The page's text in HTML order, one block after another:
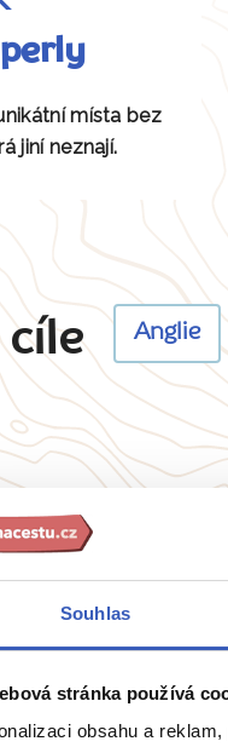
Souhlas
stránka používá
obsahu a
místa bez
jiní neznají.
cíle Anglie
oslovit